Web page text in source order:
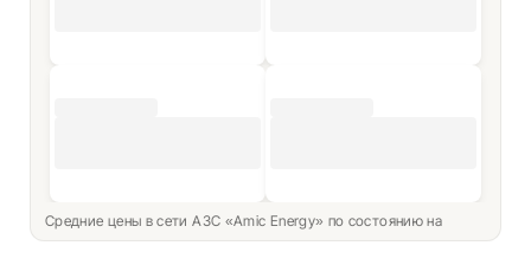
Средние цены в сети АЗС «Amic Energy» по состоянию на